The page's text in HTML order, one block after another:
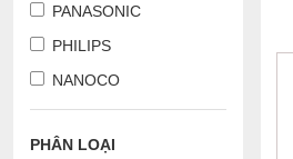
PANASONIC
PHILIPS
NANOCO
PHÂN LOẠI